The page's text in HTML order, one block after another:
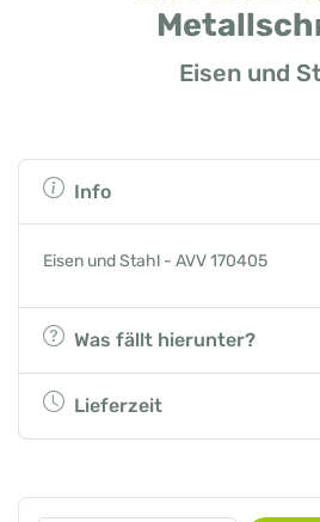
Eisen und
Info
Eisen und Stahl - AVV 170405
Was fällt hierunter?
Lieferzeit